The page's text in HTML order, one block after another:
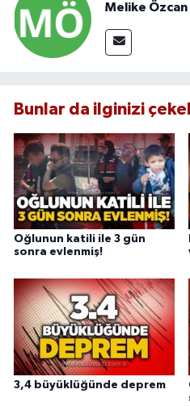
Melike Özcan
Bunlar da ilginizi
Oğlunun katili ile 3 gün
sonra evlenmiş!
3,4 büyüklüğünde deprem